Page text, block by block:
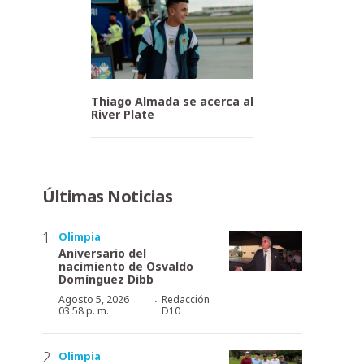
Thiago Almada se acerca al
River Plate
Últimas Noticias
Olimpia
Aniversario del
nacimiento de Osvaldo
Domínguez Dibb
Agosto 5, 2026
03:58 p. m.
· Redacción
D10
Olimpia